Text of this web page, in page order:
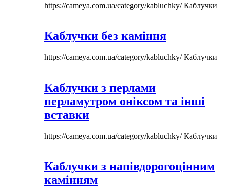
https://cameya.com.ua/category/kabluchky/Каблучки
Каблучки без каміння
https://cameya.com.ua/category/kabluchky/Каблучки
Каблучки з перлами
перламутром оніксом та інші
вставки
https://cameya.com.ua/category/kabluchky/Каблучки
Каблучки з напівдорогоцінним
камінням